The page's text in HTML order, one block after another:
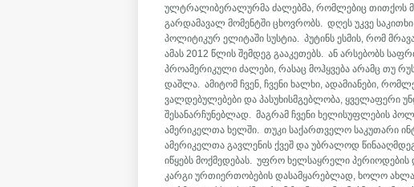
ულტრალიბერალურმა ძალებმა, რომლებიც თითქოს
გარდამავალ მომენტში ცხოვრობს. დღეს უკვე საკითხი
პოლიტიკურ ელიტაში სუსტია. პუტინს ესმის, რომ
ამას 2012 წლის შემდეგ გააკეთებს. ან არსებობს
პროამერიკული ძალები, რასაც მოჰყვება არამც თუ
დაშლა. ამიტომ ჩვენ, ჩვენი ხალხი, ადამიანები,
ვალდებულებები და პასუხისმგებლობა, ყველაფერი
შესანარჩუნებლად. მაგრამ ჩვენი ხელისუფლების
ამერიკელთა ხელში. თუკი საქართველო საკუთარი
ამერიკელთა გავლენის ქვეშ და უბრალოდ
იწყებს მოქმედებას. უფრო ხელსაყრელი
კარგი ურთიერთობების დასამყარებლად, ხოლო